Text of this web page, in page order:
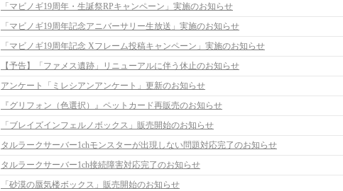
「マビノギ19周年・生誕祭RPキャンペーン」実施のお知らせ
「マビノギ19周年記念アニバーサリー生放送」実施のお知らせ
「マビノギ19周年記念 Xフレーム投稿キャンペーン」実施のお知らせ
【予告】「ファメス遺跡」リニューアルに伴う休止のお知らせ
アンケート「ミレシアンアンケート」更新のお知らせ
『グリフォン（色選択）』ペットカード再販売のお知らせ
「ブレイズインフェルノボックス」販売開始のお知らせ
タルラークサーバー1chモンスターが出現しない問題対応完了のお知らせ
タルラークサーバー1ch接続障害対応完了のお知らせ
「砂漠の蜃気楼ボックス」販売開始のお知らせ